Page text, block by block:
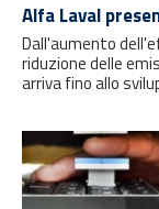
Alfa Laval
Dall'aumento
riduzione delle
arriva fino allo